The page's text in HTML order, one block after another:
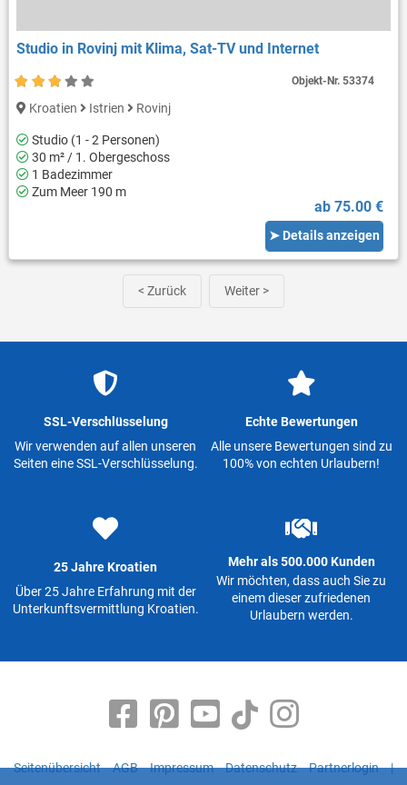
Studio in Rovinj mit Klima, Sat-TV und Internet
Kroatien Istrien Rovinj
Studio (1 - 2 Personen)
30 m² / 1. Obergeschoss
1 Badezimmer
Zum Meer 190 m
ab 75.00 €
➤ Details anzeigen
Objekt-Nr.53374
< Zurück Weiter >
SSL-Verschlüsselung
Wir verwenden auf allen unseren
Seiten eine SSL-Verschlüsselung.
Echte Bewertungen
Alle unsere Bewertungen sind zu
100% von echten Urlaubern!
25 Jahre Kroatien
Über 25 Jahre Erfahrung mit der
Unterkunftsvermittlung Kroatien.
Mehr als 500.000 Kunden
Wir möchten, dass auch Sie zu
einem dieser zufriedenen
Urlaubern werden.
Seitenübersicht AGB Impressum Datenschutz Partnerlogin
|